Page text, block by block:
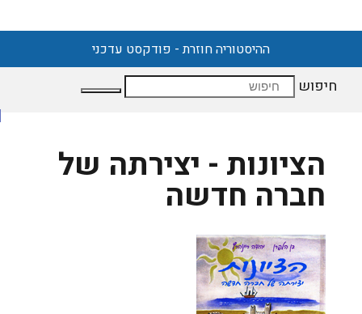
ההיסטוריה חוזרת - פודקסט עדכני
חיפוש
הציונות - יצירתה של
חברה חדשה